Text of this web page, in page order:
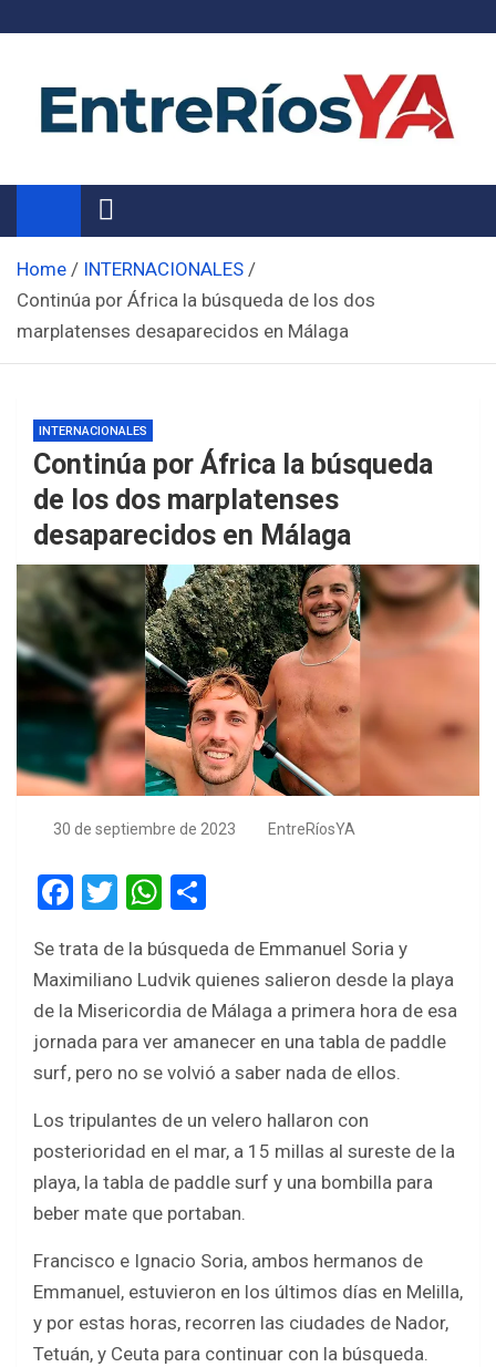
Noticias de Entre Ríos
Información de toda la provincia ahora
Home
INTERNACIONALES
Continúa por África la búsqueda de los dos
marplatenses desaparecidos en Málaga
INTERNACIONALES
Continúa por África la búsqueda
de los dos marplatenses
desaparecidos en Málaga
30 de septiembre de 2023 EntreRíosYA
F
ce
b
o
o
k
T
tt
er
W
at
s
A
p
p
ar
e
Se trata de la búsqueda de Emmanuel Soria y
Maximiliano Ludvik quienes salieron desde la playa
de la Misericordia de Málaga a primera hora de esa
jornada para ver amanecer en una tabla de paddle
surf, pero no se volvió a saber nada de ellos.
Los tripulantes de un velero hallaron con
posterioridad en el mar, a 15 millas al sureste de la
playa, la tabla de paddle surf y una bombilla para
beber mate que portaban.
Francisco e Ignacio Soria, ambos hermanos de
Emmanuel, estuvieron en los últimos días en Melilla,
y por estas horas, recorren las ciudades de Nador,
Tetuán, y Ceuta para continuar con la búsqueda.